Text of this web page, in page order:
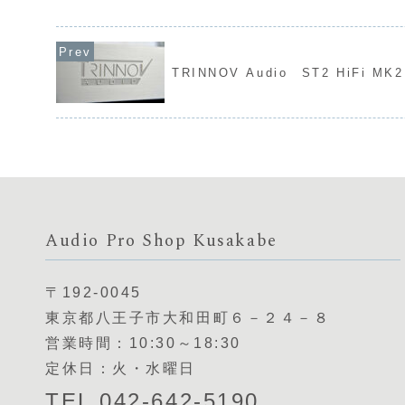
TRINNOV Audio ST2 HiFi MK2
Audio Pro Shop Kusakabe
〒192-0045
東京都八王子市大和田町６－２４－８
営業時間：10:30～18:30
定休日：火・水曜日